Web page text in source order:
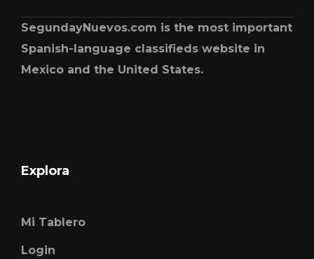
SegundayNuevos.com is the most important
Spanish-language classifieds website in
Mexico and the United States.
Explora
Mi Tablero
Login